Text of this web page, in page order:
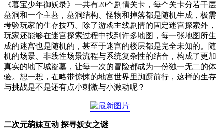
《暮宝少年御妖录》一共有20个剧情关卡，每个关卡分若干层
墓洞和一个主墓，墓洞结构、怪物和掉落都是随机生成，极需
考验玩家的生存技巧。除了游戏主线剧情的固定迷宫探索外，
玩家还能够在迷宫探索过程中找到许多地图，每一张地图所生
成的迷宫也是随机的，甚至于迷宫的楼层都是完全未知的。随
机的场景、非线性场景流程与系统复杂性的结合，构成了更加
真实的地下城盗墓，让每一次的冒险都成为一份独一无二的体
验。想一想，在略带惊悚的地宫世界里踟蹰前行，这样的生存
与挑战是不是还有点小刺激与小激动呢？
二次元萌妹互动 探寻妖女之谜